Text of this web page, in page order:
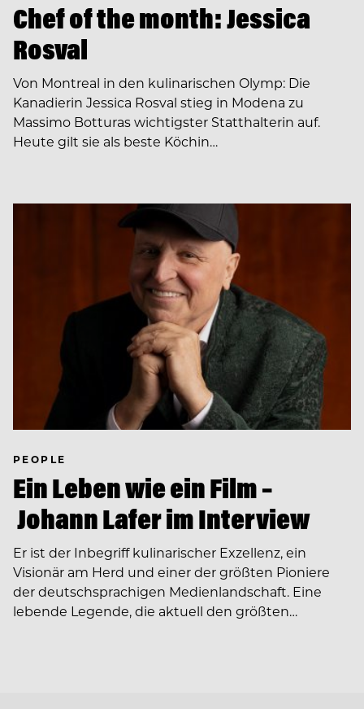
Chef of the month: Jessica
Rosval
Von Montreal in den kulinarischen Olymp: Die
Kanadierin Jessica Rosval stieg in Modena zu
Massimo Botturas wichtigster Statthalterin auf.
Heute gilt sie als beste Köchin…
PEOPLE
Ein Leben wie ein Film –
Johann Lafer im Interview
Er ist der Inbegriff kulinarischer Exzellenz, ein
Visionär am Herd und einer der größten Pioniere
der deutschsprachigen Medienlandschaft. Eine
lebende Legende, die aktuell den größten…